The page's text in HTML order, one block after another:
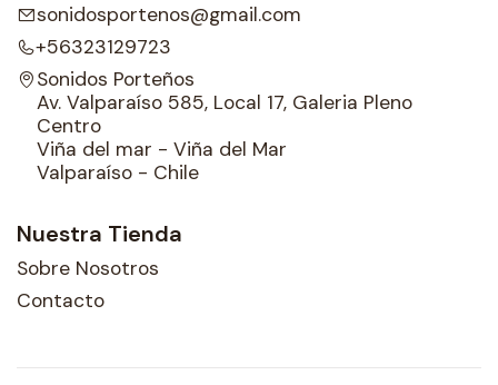
sonidosportenos@gmail.com
+56323129723
Sonidos Porteños
Av. Valparaíso 585, Local 17, Galeria Pleno
Centro
Viña del mar - Viña del Mar
Valparaíso - Chile
Nuestra Tienda
Sobre Nosotros
Contacto